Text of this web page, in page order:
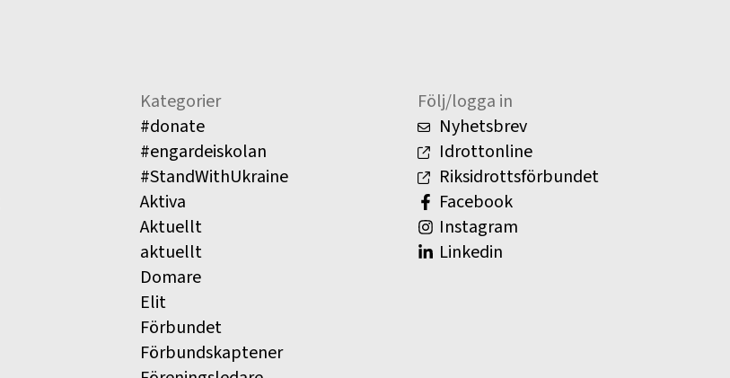
Kategorier
#donate
#engardeiskolan
#StandWithUkraine
Aktiva
Aktuellt
aktuellt
Domare
Elit
Förbundet
Förbundskaptener
Följ/logga in
Nyhetsbrev
Idrottonline
Riksidrottsförbundet
Facebook
Instagram
Linkedin